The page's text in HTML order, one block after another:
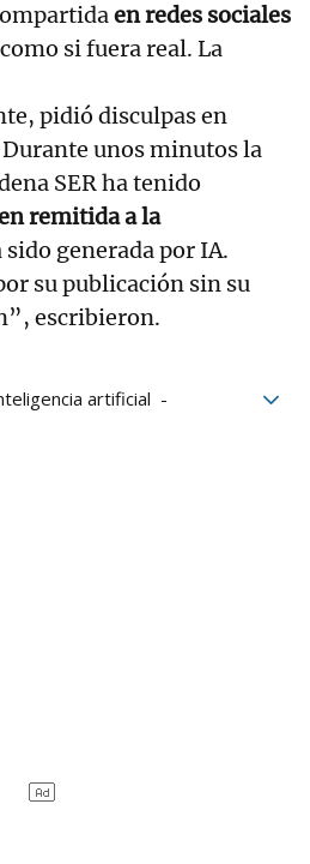
en redes sociales
como si fuera real. La
pidió disculpas en
unos minutos la
SER ha tenido
remitida a la
generada por IA.
su publicación sin su
escribieron.
artificial